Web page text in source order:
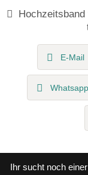
Hochzeitsband
E-Mail
Whatsapp
Ihr sucht noch